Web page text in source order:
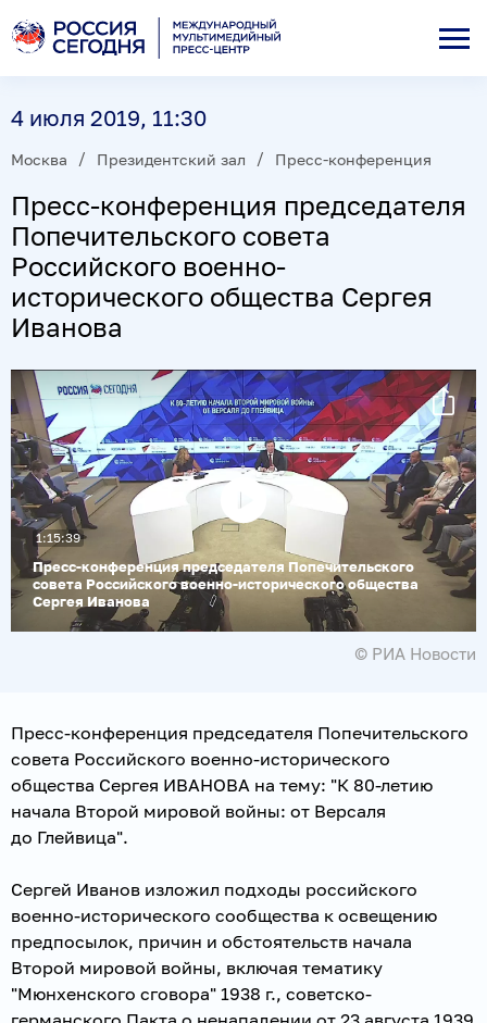
4 июля 2019, 11:30
Москва Президентский зал Пресс-конференция
Пресс-конференция председателя
Попечительского совета
Российского военно-
исторического общества Сергея
Иванова
Воспроизвести
Пресс-конференция председателя Попечительского
совета Российского военно-исторического общества
Сергея Иванова
1:15:39
© РИА Новости
Пресс-конференция председателя Попечительского
совета Российского военно-исторического
общества Сергея ИВАНОВА на тему: "К 80-летию
начала Второй мировой войны: от Версаля
до Глейвица".
Сергей Иванов изложил подходы российского
военно-исторического сообщества к освещению
предпосылок, причин и обстоятельств начала
Второй мировой войны, включая тематику
"Мюнхенского сговора" 1938 г., советско-